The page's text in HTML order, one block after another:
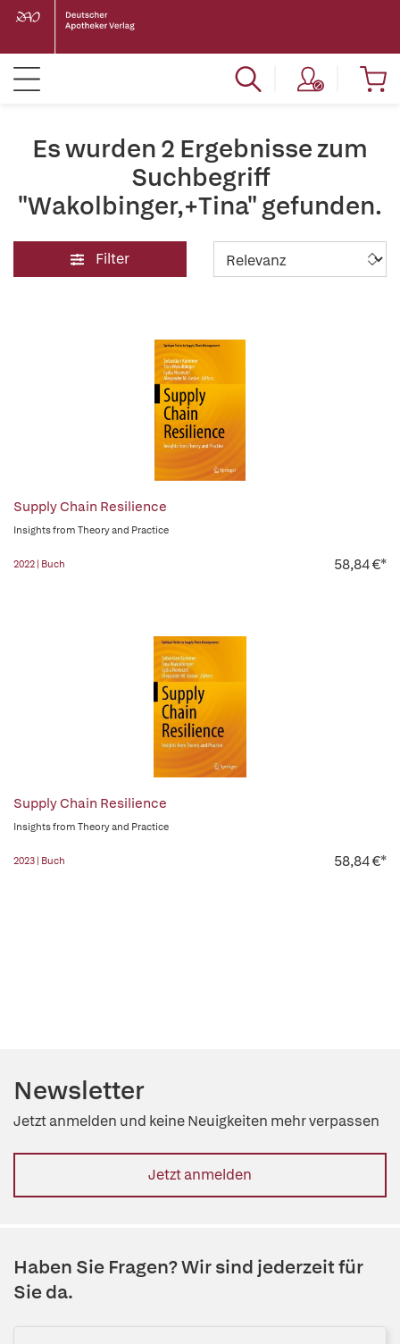
Es wurden 2 Ergebnisse zum
Suchbegriff
"Wakolbinger,+Tina" gefunden.
Filter
Supply Chain Resilience
Insights from Theory and Practice
2022 | Buch 58,84 €*
Supply Chain Resilience
Insights from Theory and Practice
2023 | Buch 58,84 €*
Newsletter
Jetzt anmelden und keine Neuigkeiten mehr verpassen
Jetzt anmelden
Haben Sie Fragen? Wir sind jederzeit für
Sie da.